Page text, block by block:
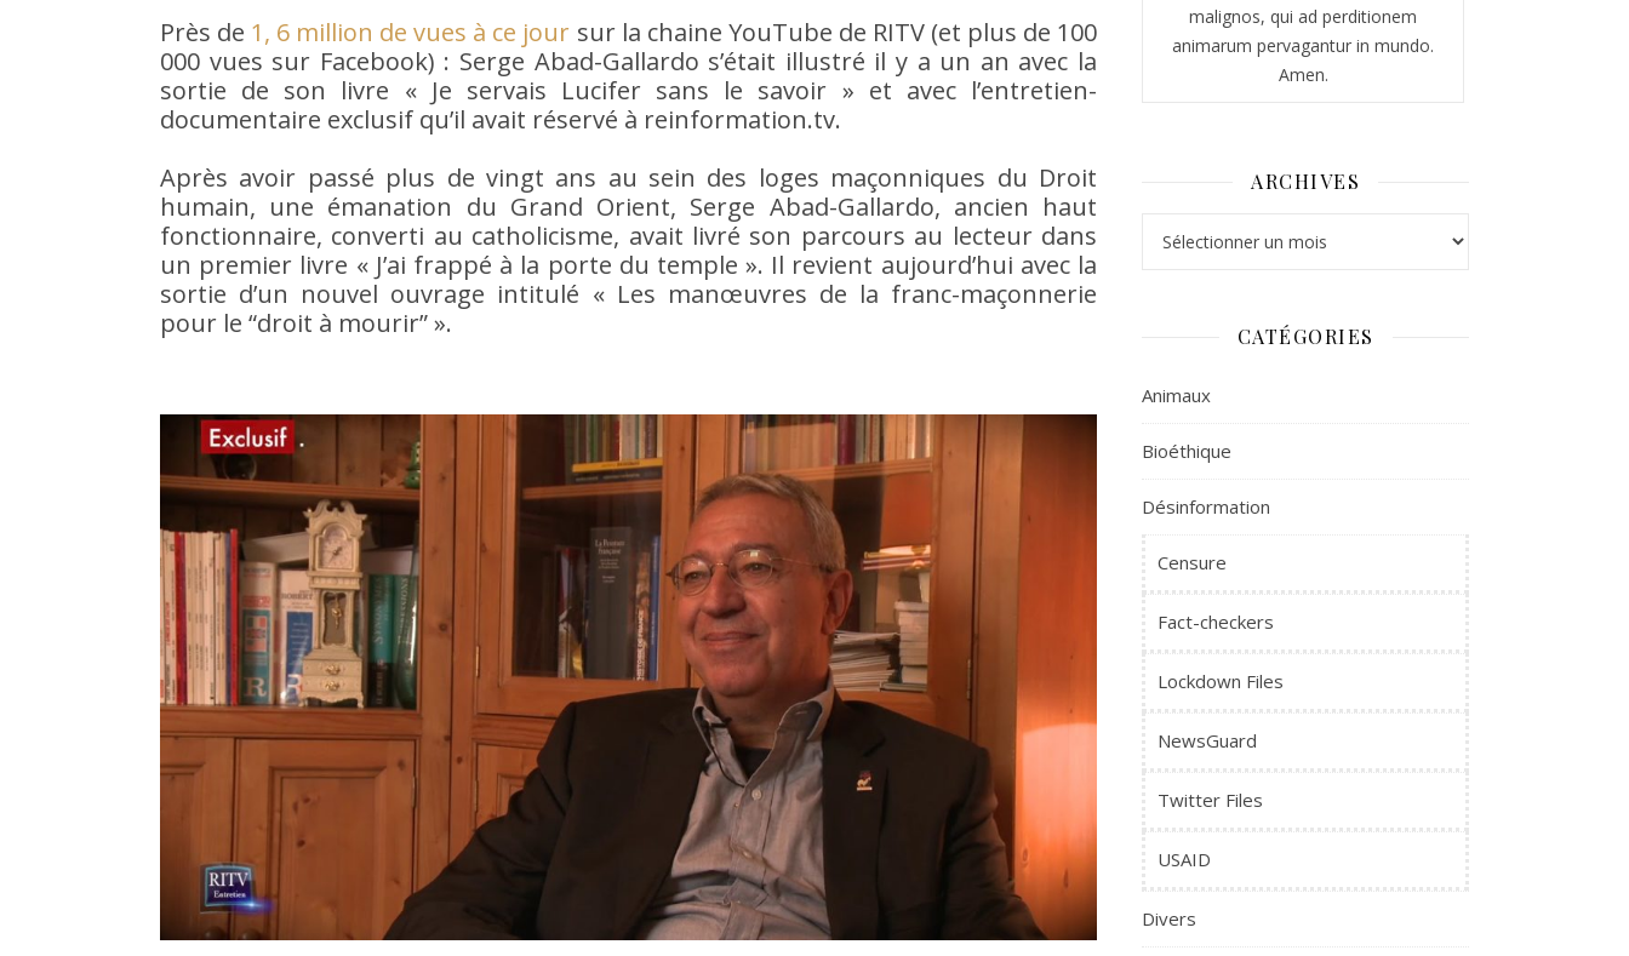
Près de 1, 6 million de vues à ce jour sur la chaine YouTube de RITV (et plus de 100
000 vues sur Facebook) : Serge Abad-Gallardo s’était illustré il y a un an avec la
sortie de son livre « Je servais Lucifer sans le savoir » et avec l’entretien-
documentaire exclusif qu’il avait réservé à reinformation.tv.
Après avoir passé plus de vingt ans au sein des loges maçonniques du Droit
humain, une émanation du Grand Orient, Serge Abad-Gallardo, ancien haut
fonctionnaire, converti au catholicisme, avait livré son parcours au lecteur dans
un premier livre « J’ai frappé à la porte du temple ». Il revient aujourd’hui avec la
sortie d’un nouvel ouvrage intitulé « Les manœuvres de la franc-maçonnerie
pour le “droit à mourir” ».
malignos, qui ad perditionem
animarum pervagantur in mundo.
Amen.
ARCHIVES
CATÉGORIES
Animaux
Bioéthique
Désinformation
Censure
Fact-checkers
Lockdown Files
NewsGuard
Twitter Files
USAID
Divers